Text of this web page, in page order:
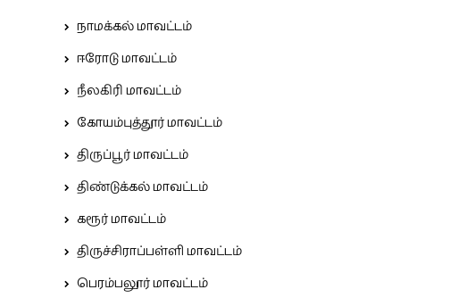
நாமக்கல் மாவட்டம்
ஈரோடு மாவட்டம்
நீலகிரி மாவட்டம்
கோயம்புத்தூர் மாவட்டம்
திருப்பூர் மாவட்டம்
திண்டுக்கல் மாவட்டம்
கரூர் மாவட்டம்
திருச்சிராப்பள்ளி மாவட்டம்
பெரம்பலூர் மாவட்டம்